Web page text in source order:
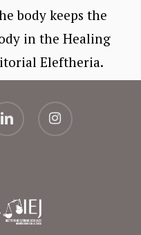
body keeps the
in the Healing
Eleftheria.
instagram